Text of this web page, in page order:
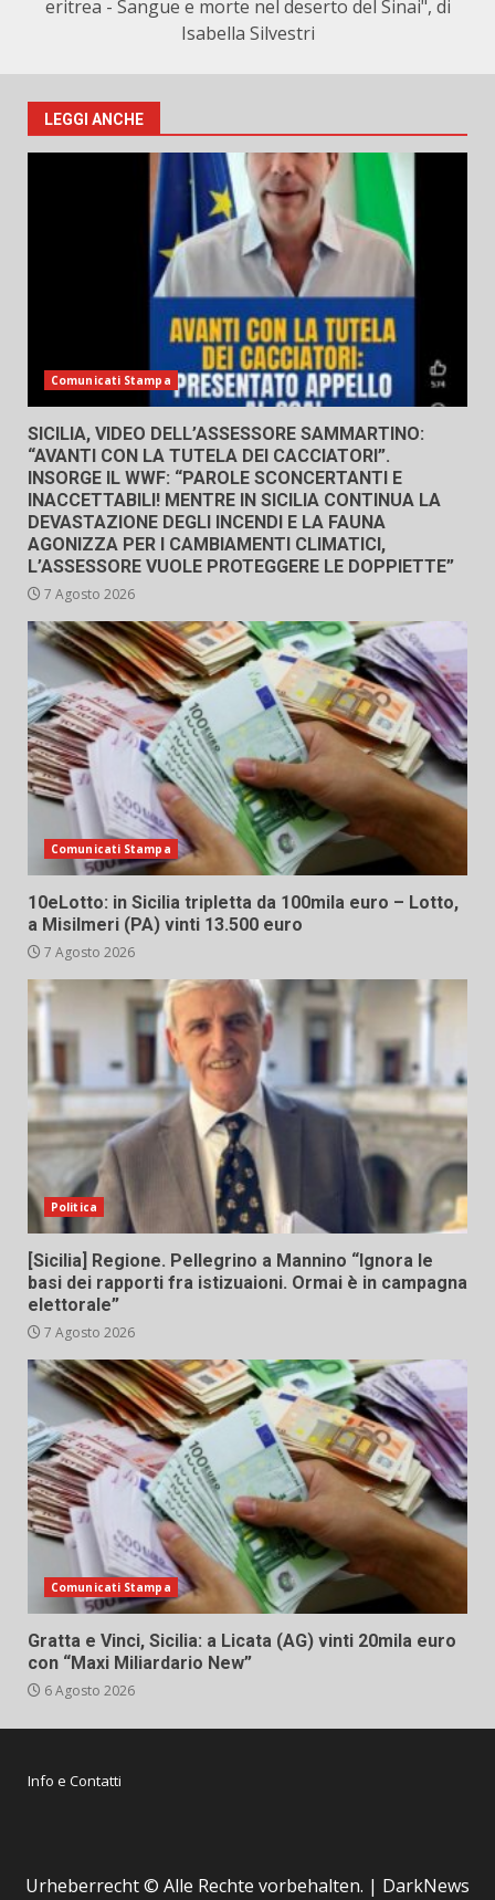
eritrea - Sangue e morte nel deserto del Sinai", di
Isabella Silvestri
LEGGI ANCHE
Comunicati Stampa
SICILIA, VIDEO DELL’ASSESSORE SAMMARTINO:
“AVANTI CON LA TUTELA DEI CACCIATORI”.
INSORGE IL WWF: “PAROLE SCONCERTANTI E
INACCETTABILI! MENTRE IN SICILIA CONTINUA LA
DEVASTAZIONE DEGLI INCENDI E LA FAUNA
AGONIZZA PER I CAMBIAMENTI CLIMATICI,
L’ASSESSORE VUOLE PROTEGGERE LE DOPPIETTE”
7 Agosto 2026
Comunicati Stampa
10eLotto: in Sicilia tripletta da 100mila euro – Lotto,
a Misilmeri (PA) vinti 13.500 euro
7 Agosto 2026
Politica
[Sicilia] Regione. Pellegrino a Mannino “Ignora le
basi dei rapporti fra istizuaioni. Ormai è in campagna
elettorale”
7 Agosto 2026
Comunicati Stampa
Gratta e Vinci, Sicilia: a Licata (AG) vinti 20mila euro
con “Maxi Miliardario New”
6 Agosto 2026
Info e Contatti
Urheberrecht © Alle Rechte vorbehalten. | DarkNews